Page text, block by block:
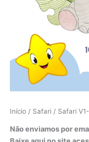
Início / Safari / Safari
Não enviamos por